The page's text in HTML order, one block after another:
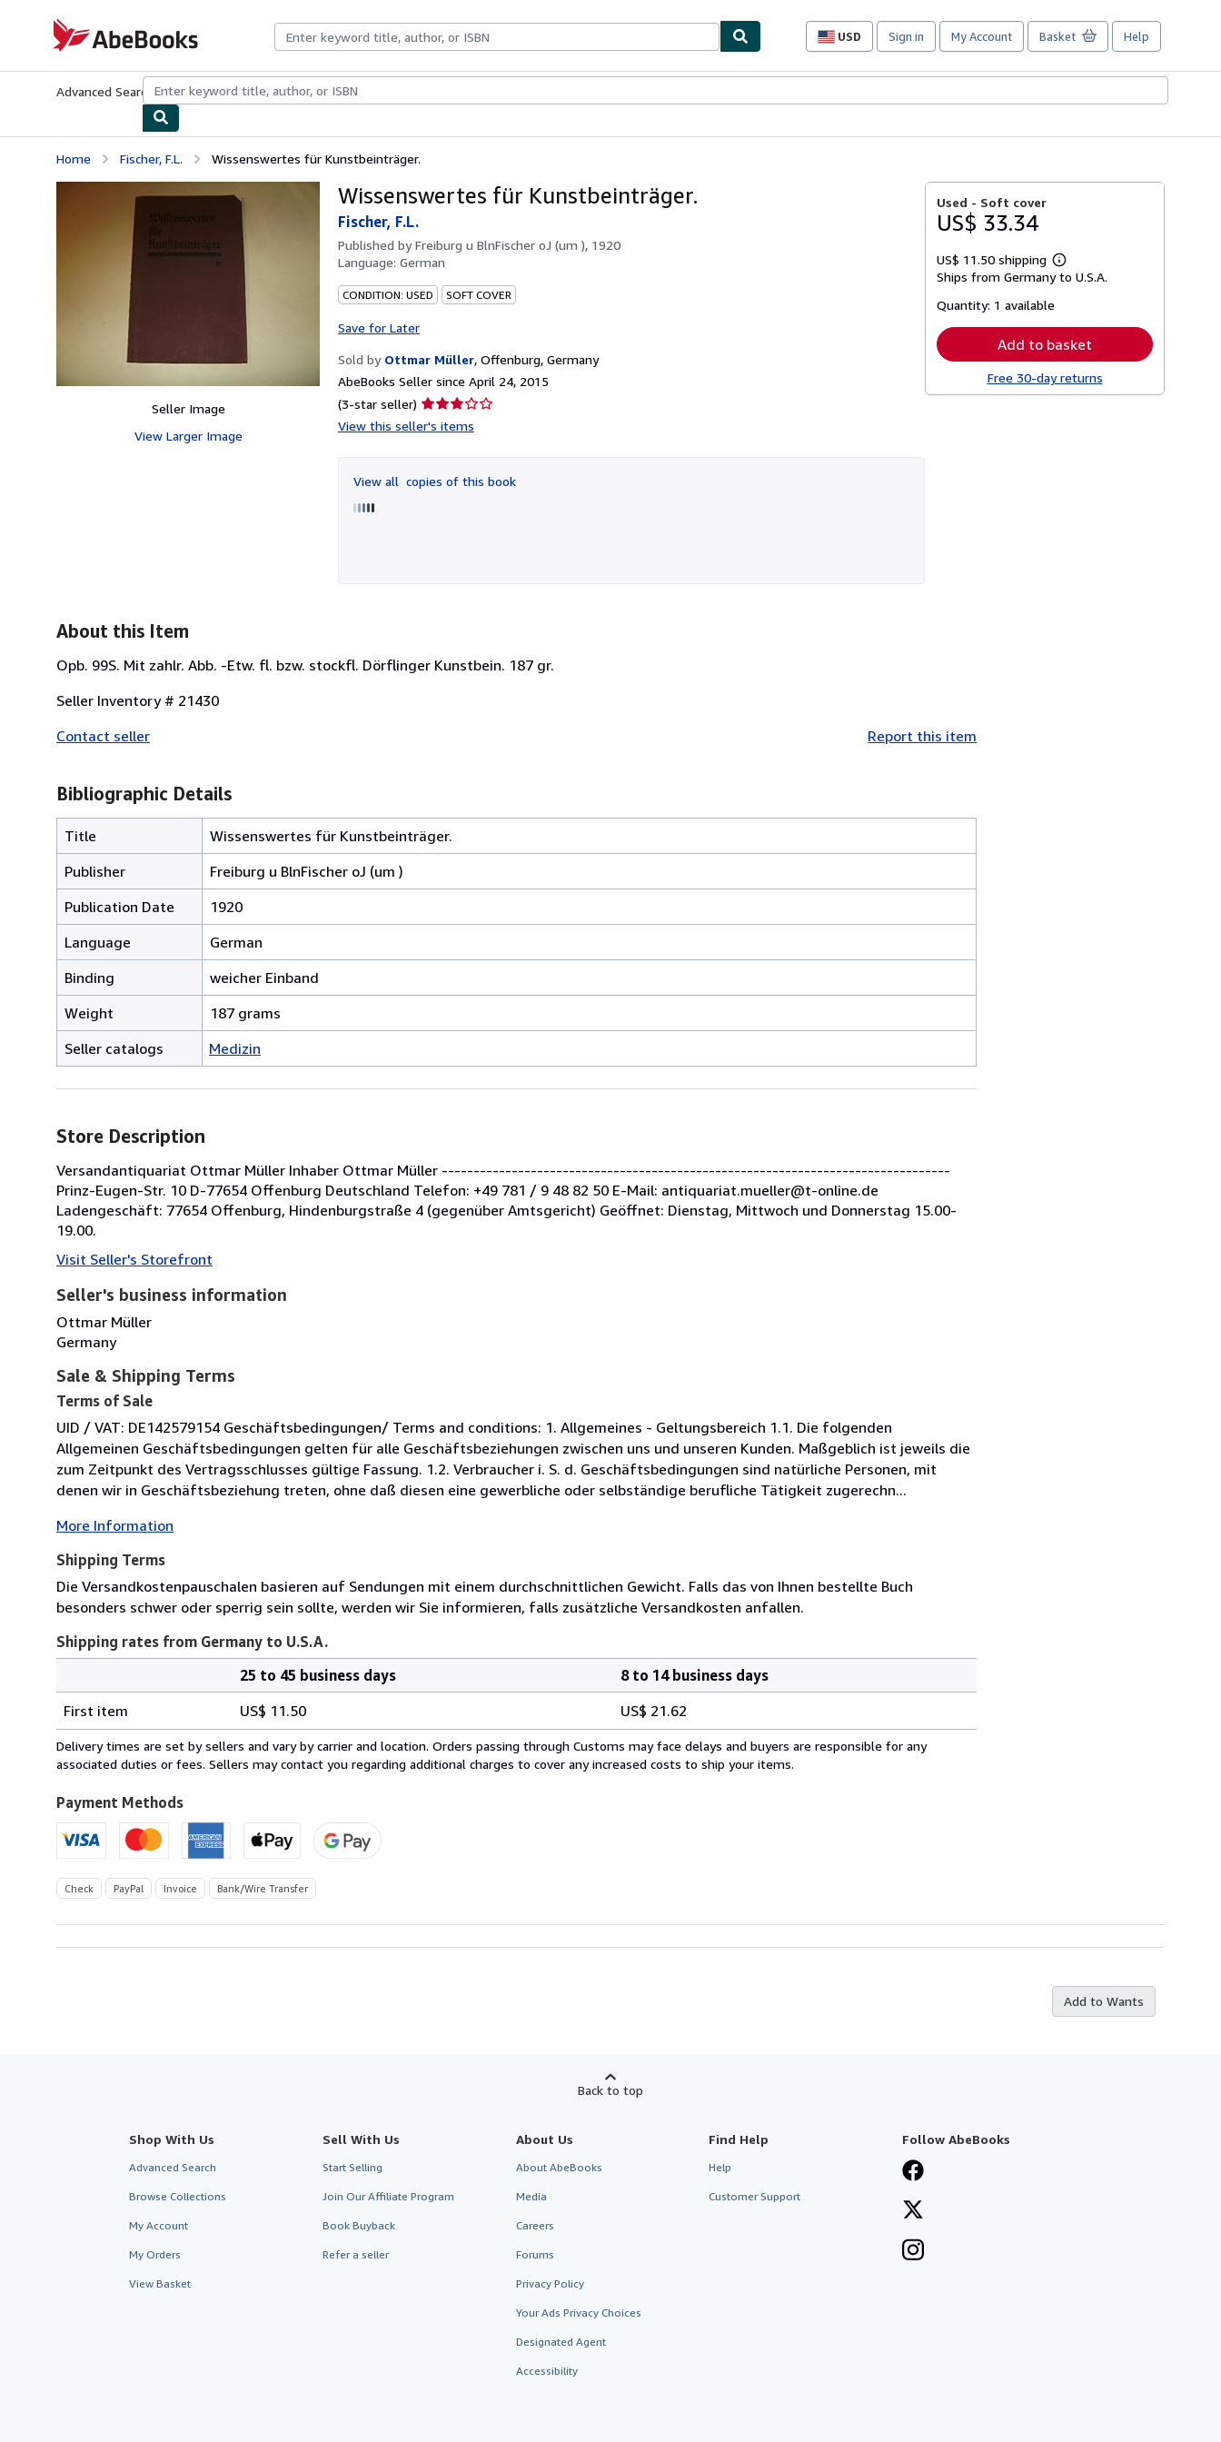
AbeBooks.com
USD
Site
preferences
Sign in My Account Basket Help
Advanced Search Browse CollectionsRare BooksArt & Collectibles
Home Fischer, F.L. Wissenswertes für Kunstbeinträger.
Seller Image
View Larger Image
Wissenswertes für Kunstbeinträger.
Fischer, F.L.
Published byFreiburg u BlnFischer oJ (um ), 1920
Language: German
CONDITION: USED SOFT COVER
Save for Later
Sold by Ottmar Müller, Offenburg, Germany
AbeBooks Seller since April 24, 2015
(3-star seller) Seller
rating
of
5
View this seller's items
View all copies of this book
Used - Soft cover
US$ 33.34
US$ 11.50 shipping
Learn
more
Ships from Germany to U.S.A.
Quantity: 1 available
Add to basket
Free 30-day returns
About this Item
Opb. 99S. Mit zahlr. Abb. -Etw. fl. bzw. stockfl. Dörflinger Kunstbein. 187 gr.
Seller Inventory # 21430
Contact seller
Report this item
Bibliographic Details
Title
Wissenswertes für Kunstbeinträger.
Publisher
Freiburg u BlnFischer oJ (um )
Publication Date
1920
Language
German
Binding
weicher Einband
Weight
187 grams
Seller catalogs
Medizin
Store Description
Versandantiquariat Ottmar Müller Inhaber Ottmar Müller --------------------------------------------------------------------------------
Prinz-Eugen-Str. 10 D-77654 Offenburg Deutschland Telefon: +49 781 / 9 48 82 50 E-Mail: antiquariat.mueller@t-online.de
Ladengeschäft: 77654 Offenburg, Hindenburgstraße 4 (gegenüber Amtsgericht) Geöffnet: Dienstag, Mittwoch und Donnerstag 15.00-
19.00.
Visit Seller's Storefront
Seller's business information
Ottmar Müller
Germany
Sale & Shipping Terms
Terms of Sale
UID / VAT: DE142579154 Geschäftsbedingungen/ Terms and conditions: 1. Allgemeines - Geltungsbereich 1.1. Die folgenden
Allgemeinen Geschäftsbedingungen gelten für alle Geschäftsbeziehungen zwischen uns und unseren Kunden. Maßgeblich ist jeweils die
zum Zeitpunkt des Vertragsschlusses gültige Fassung. 1.2. Verbraucher i. S. d. Geschäftsbedingungen sind natürliche Personen, mit
denen wir in Geschäftsbeziehung treten, ohne daß diesen eine gewerbliche oder selbständige berufliche Tätigkeit zugerechn...
More Information
Shipping Terms
Die Versandkostenpauschalen basieren auf Sendungen mit einem durchschnittlichen Gewicht. Falls das von Ihnen bestellte Buch
besonders schwer oder sperrig sein sollte, werden wir Sie informieren, falls zusätzliche Versandkosten anfallen.
Shipping rates from Germany to U.S.A.
rates
from
Germany
U.S.A.
25 to 45 business days
8 to 14 business days
First item
US$ 11.50 US$ 21.62
Delivery times are set by sellers and vary by carrier and location. Orders passing through Customs may face delays and buyers are responsible for any
associated duties or fees. Sellers may contact you regarding additional charges to cover any increased costs to ship your items.
Payment Methods
Check PayPal Invoice Bank/Wire Transfer
Add to Wants
Back to top
Shop With Us
Advanced Search
Browse Collections
My Account
My Orders
View Basket
Sell With Us
Start Selling
Join Our Affiliate Program
Book Buyback
Refer a seller
About Us
About AbeBooks
Media
Careers
Forums
Privacy Policy
Your Ads Privacy Choices
Designated Agent
Accessibility
Find Help
Help
Customer Support
Follow AbeBooks